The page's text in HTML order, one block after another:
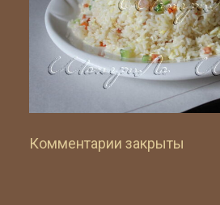
Комментарии закрыты